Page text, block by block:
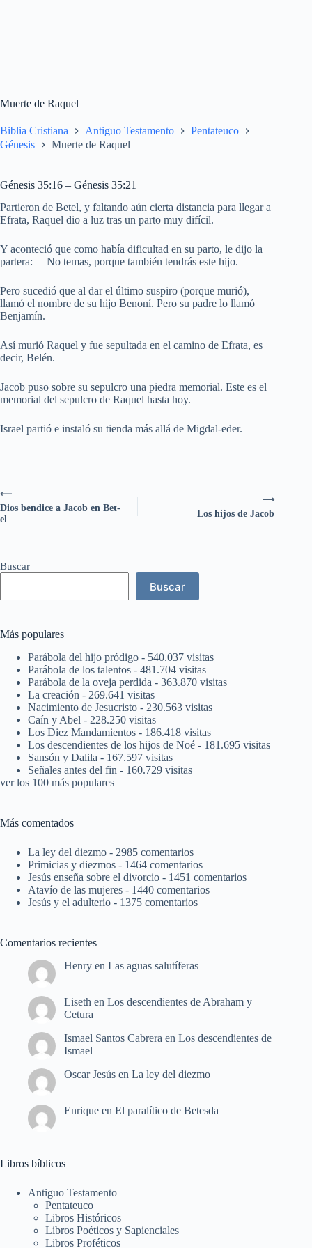
Muerte de Raquel
Biblia Cristiana Antiguo Testamento
Pentateuco
Génesis
Muerte de Raquel
Génesis 35:16 – Génesis 35:21
Partieron de Betel, y faltando aún cierta distancia para llegar a
Efrata, Raquel dio a luz tras un parto muy difícil.
Y aconteció que como había dificultad en su parto, le dijo la
partera: —No temas, porque también tendrás este hijo.
Pero sucedió que al dar el último suspiro (porque murió),
llamó el nombre de su hijo Benoní. Pero su padre lo llamó
Benjamín.
Así murió Raquel y fue sepultada en el camino de Efrata, es
decir, Belén.
Jacob puso sobre su sepulcro una piedra memorial. Este es el
memorial del sepulcro de Raquel hasta hoy.
Israel partió e instaló su tienda más allá de Migdal-eder.
⟶
Los hijos de Jacob
⟵
Dios bendice a Jacob en Bet-
el
Buscar
Buscar
Más populares
Parábola del hijo pródigo - 540.037 visitas
Parábola de los talentos - 481.704 visitas
Parábola de la oveja perdida - 363.870 visitas
La creación - 269.641 visitas
Nacimiento de Jesucristo - 230.563 visitas
Caín y Abel - 228.250 visitas
Los Diez Mandamientos - 186.418 visitas
Los descendientes de los hijos de Noé - 181.695 visitas
Sansón y Dalila - 167.597 visitas
Señales antes del fin - 160.729 visitas
ver los 100 más populares
Más comentados
La ley del diezmo - 2985 comentarios
Primicias y diezmos - 1464 comentarios
Jesús enseña sobre el divorcio - 1451 comentarios
Atavío de las mujeres - 1440 comentarios
Jesús y el adulterio - 1375 comentarios
Comentarios recientes
Henry en Las aguas salutíferas
Liseth en Los descendientes de Abraham y
Cetura
Ismael Santos Cabrera en Los descendientes de
Ismael
Oscar Jesús en La ley del diezmo
Enrique en El paralítico de Betesda
Libros bíblicos
Antiguo Testamento
Pentateuco
Libros Históricos
Libros Poéticos y Sapienciales
Libros Proféticos